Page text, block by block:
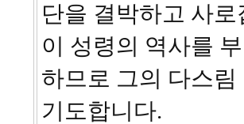
단을 결박하고 사
이 성령의 역사를
하므로 그의 다스
기도합니다.